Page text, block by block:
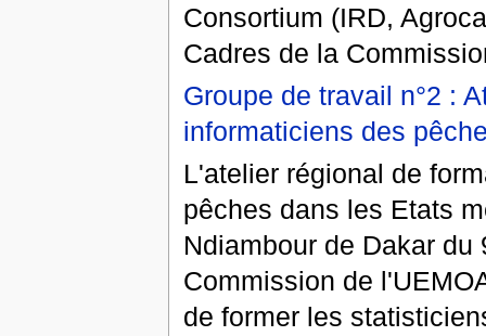
Consortium (IRD,
Cadres de la
Groupe de travail n°2 :
informaticiens des
L'atelier régional de
pêches dans les Etats
Ndiambour de Dakar
Commission de
de former les